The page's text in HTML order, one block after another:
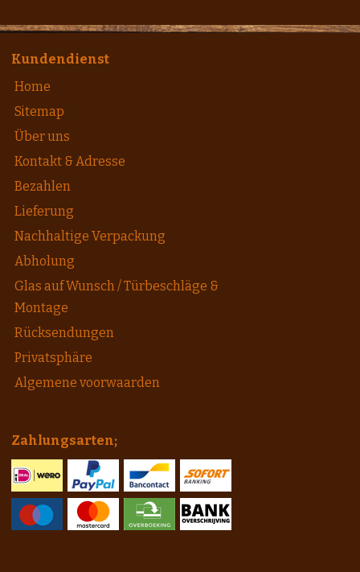
Kundendienst
Home
Sitemap
Über uns
Kontakt & Adresse
Bezahlen
Lieferung
Nachhaltige Verpackung
Abholung
Glas auf Wunsch / Türbeschläge &
Montage
Rücksendungen
Privatsphäre
Algemene voorwaarden
Zahlungsarten;